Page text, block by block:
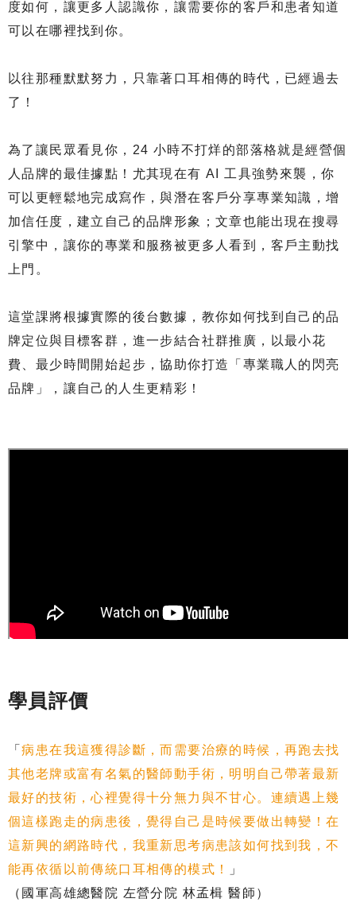
度如何，讓更多人認識你，讓需要你的客戶和患者知道
可以在哪裡找到你。
以往那種默默努力，只靠著口耳相傳的時代，已經過去
了！
為了讓民眾看見你，24 小時不打烊的部落格就是經營個
人品牌的最佳據點！尤其現在有 AI 工具強勢來襲，你
可以更輕鬆地完成寫作，與潛在客戶分享專業知識，增
加信任度，建立自己的品牌形象；文章也能出現在搜尋
引擎中，讓你的專業和服務被更多人看到，客戶主動找
上門。
這堂課將根據實際的後台數據，教你如何找到自己的品
牌定位與目標客群，進一步結合社群推廣，以最小花
費、最少時間開始起步，協助你打造「專業職人的閃亮
品牌」，讓自己的人生更精彩！
學員評價
「病患在我這獲得診斷，而需要治療的時候，再跑去找
其他老牌或富有名氣的醫師動手術，明明自己帶著最新
最好的技術，心裡覺得十分無力與不甘心。連續遇上幾
個這樣跑走的病患後，覺得自己是時候要做出轉變！在
這新興的網路時代，我重新思考病患該如何找到我，不
能再依循以前傳統口耳相傳的模式！
」
（國軍高雄總醫院 左營分院 林孟楫 醫師）